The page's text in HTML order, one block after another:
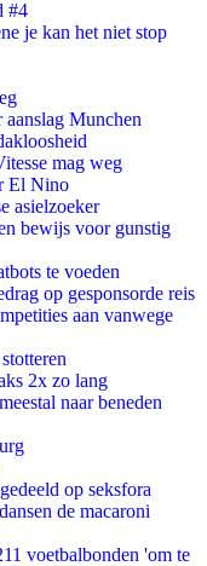
#4
je kan het niet stop
Munchen
mag weg
El Nino
asielzoeker
bewijs voor gunstig
te voeden
op gesponsorde reis
aan vanwege
2x zo lang
naar beneden
op seksfora
de macaroni
voetbalbonden 'om te